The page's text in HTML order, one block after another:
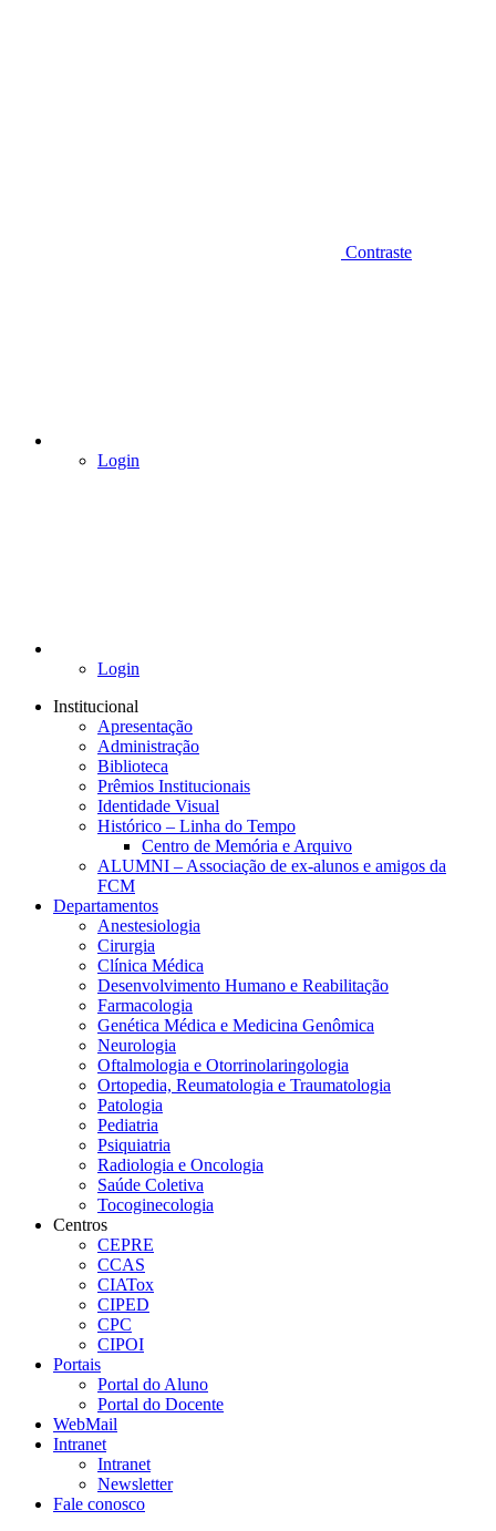
Contraste
Login
Login
Institucional
Apresentação
Administração
Biblioteca
Prêmios Institucionais
Identidade Visual
Histórico – Linha do Tempo
Centro de Memória e Arquivo
ALUMNI – Associação de ex-alunos e amigos da
FCM
Departamentos
Anestesiologia
Cirurgia
Clínica Médica
Desenvolvimento Humano e Reabilitação
Farmacologia
Genética Médica e Medicina Genômica
Neurologia
Oftalmologia e Otorrinolaringologia
Ortopedia, Reumatologia e Traumatologia
Patologia
Pediatria
Psiquiatria
Radiologia e Oncologia
Saúde Coletiva
Tocoginecologia
Centros
CEPRE
CCAS
CIATox
CIPED
CPC
CIPOI
Portais
Portal do Aluno
Portal do Docente
WebMail
Intranet
Intranet
Newsletter
Fale conosco